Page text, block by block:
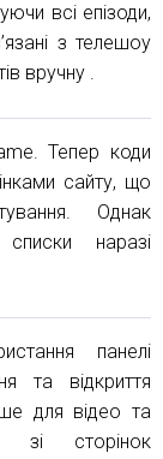
всі епізоди,
з телешоу
вручну .
Тепер коди
сайту, що
Однак
наразі
панелі
та відкриття
для відео та
зі сторінок